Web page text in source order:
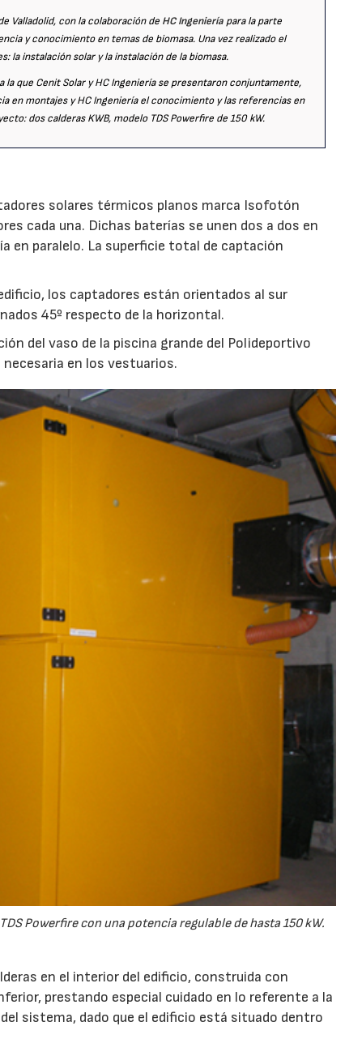
Valladolid, con la colaboración de HC Ingeniería para la parte
y conocimiento en temas de biomasa. Una vez realizado el
la instalación solar y la instalación de la biomasa.
la que Cenit Solar y HC Ingeniería se presentaron conjuntamente,
en montajes y HC Ingeniería el conocimiento y las referencias en
dos calderas KWB, modelo TDS Powerfire de 150 kW.
solares térmicos planos marca Isofotón
cada una. Dichas baterías se unen dos a dos en
en paralelo. La superficie total de captación
los captadores están orientados al sur
45º respecto de la horizontal.
del vaso de la piscina grande del Polideportivo
en los vestuarios.
Powerfire con una potencia regulable de hasta 150 kW.
en el interior del edificio, construida con
prestando especial cuidado en lo referente a la
sistema, dado que el edificio está situado dentro